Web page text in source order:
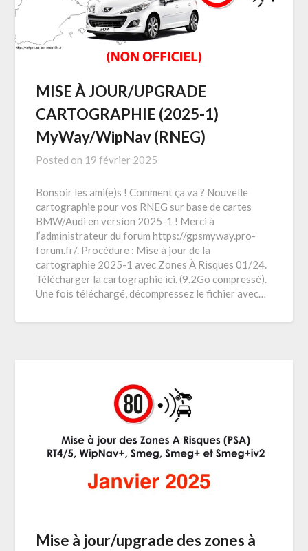
MISE À JOUR/UPGRADE
CARTOGRAPHIE (2025-1)
MyWay/WipNav (RNEG)
Posted on 19 février 2025
Bonsoir les ami(e)s ! Comment ça va ? Nouvelle
cartographie pour vos RNEG sur base de cartes
BMW/Audi en version 2025-1 ! Merci à
l’administrateur du forum https://gpsmyway.pro-
forum.fr/. Procédure : Mise à jour de la
cartographie 2025-1 avec Zones À Risques 01/24.
Télécharger la cartographie ici. (9.2Go compressé).
Une fois téléchargé, décompressez le fichier avec…
Mise à jour/upgrade des zones à